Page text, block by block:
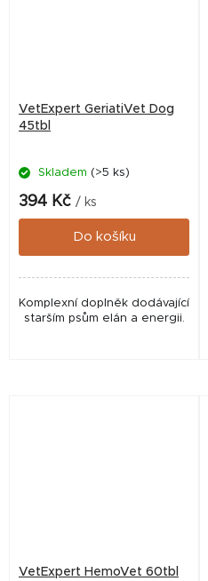
VetExpert GeriatiVet Dog
45tbl
Skladem (>5 ks)
394 Kč / ks
Do košíku
Komplexní doplněk dodávající
starším psům elán a energii.
VetExpert HemoVet 60tbl